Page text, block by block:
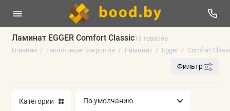
Ламинат EGGER Comfort Classic18 товаров
Главная Напольные покрытия Ламинат Egger Comfort
Ламинат
Фильтр
Категории